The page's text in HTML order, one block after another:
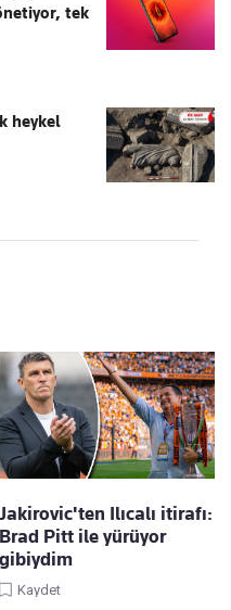
tek
heykel
Jakirovic'ten Ilıcalı itirafı:
Brad Pitt ile yürüyor
gibiydim
Kaydet